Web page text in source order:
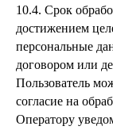
10.4. Срок
достижением
персональные
договором или
Пользователь
согласие на
Оператору